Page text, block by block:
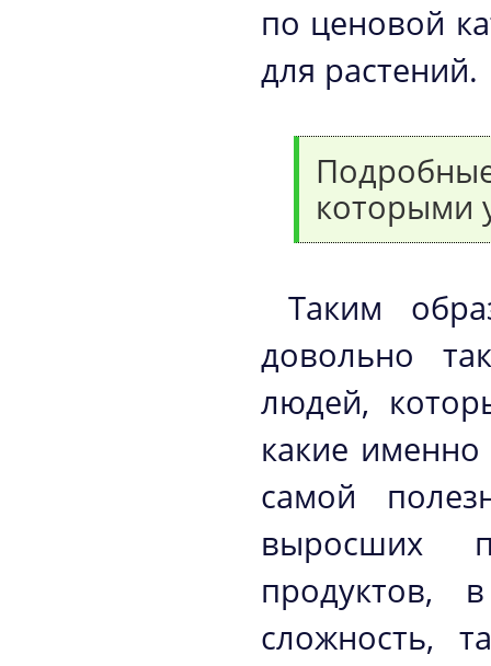
по ценовой
для растений.
которыми
Таким
довольно
людей,
какие
самой
выросших
сложность,